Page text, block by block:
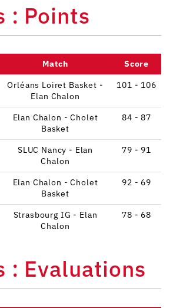
: Points
Match
Score
Orléans Loiret Basket -
Elan Chalon
101 - 106
Elan Chalon - Cholet
Basket
84 - 87
SLUC Nancy - Elan
Chalon
79 - 91
Elan Chalon - Cholet
Basket
92 - 69
Strasbourg IG - Elan
Chalon
78 - 68
: Evaluations